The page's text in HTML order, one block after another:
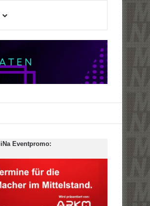
Eventpromo: